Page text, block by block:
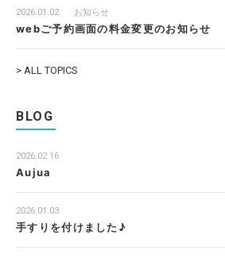
2026.01.02 お知らせ
webご予約画面の料金変更のお知らせ
> ALL TOPICS
BLOG
2026.02.16
Aujua
2026.01.03
手すりを付けました♪